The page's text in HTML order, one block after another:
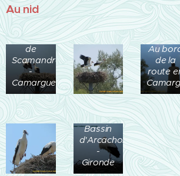
Au nid
Réserve
de
Scamandre
-
Camargue
Au
de la
route
Parc
Ornitologique
- Teich -
Bassin
d'Arcachon
-
Gironde